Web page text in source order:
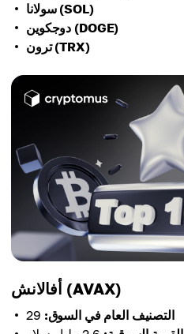
سولانا (SOL)
دوجكوين (DOGE)
ترون (TRX)
أفالانش (AVAX)
التصنيف العام في السوق: